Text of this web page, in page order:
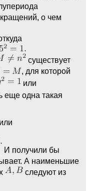
о чем
существует
, для которой
или
еще одна такая
или
И получили бы
А наименьшие
следуют из